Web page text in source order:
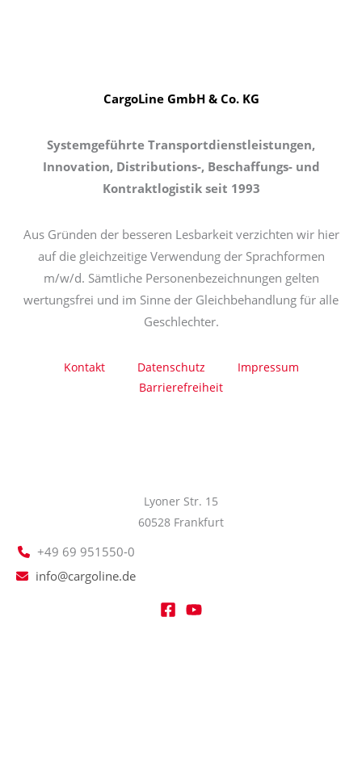
CargoLine GmbH & Co. KG
Systemgeführte Transportdienstleistungen,
Innovation, Distributions-, Beschaffungs- und
Kontraktlogistik seit 1993
Aus Gründen der besseren Lesbarkeit verzichten wir hier
auf die gleichzeitige Verwendung der Sprachformen
m/w/d. Sämtliche Personenbezeichnungen gelten
wertungsfrei und im Sinne der Gleichbehandlung für alle
Geschlechter.
Kontakt Datenschutz
Impressum
Barrierefreiheit
Lyoner Str. 15
60528 Frankfurt
+49 69 951550-0
info@cargoline.de